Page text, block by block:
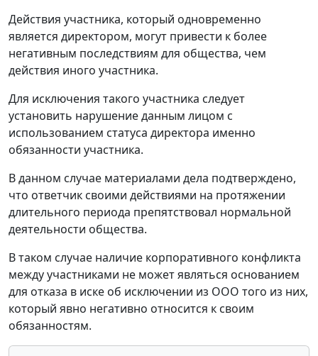
Действия участника, который одновременно
является директором, могут привести к более
негативным последствиям для общества, чем
действия иного участника.
Для исключения такого участника следует
установить нарушение данным лицом с
использованием статуса директора именно
обязанности участника.
В данном случае материалами дела подтверждено,
что ответчик своими действиями на протяжении
длительного периода препятствовал нормальной
деятельности общества.
В таком случае наличие корпоративного конфликта
между участниками не может являться основанием
для отказа в иске об исключении из ООО того из них,
который явно негативно относится к своим
обязанностям.